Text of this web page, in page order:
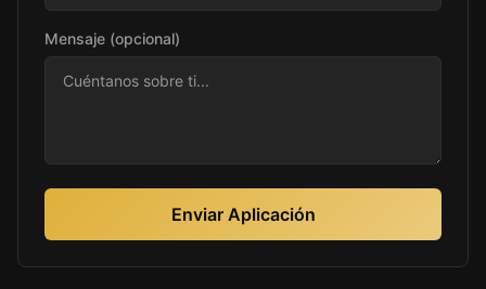
Mensaje (opcional)
Enviar Aplicación